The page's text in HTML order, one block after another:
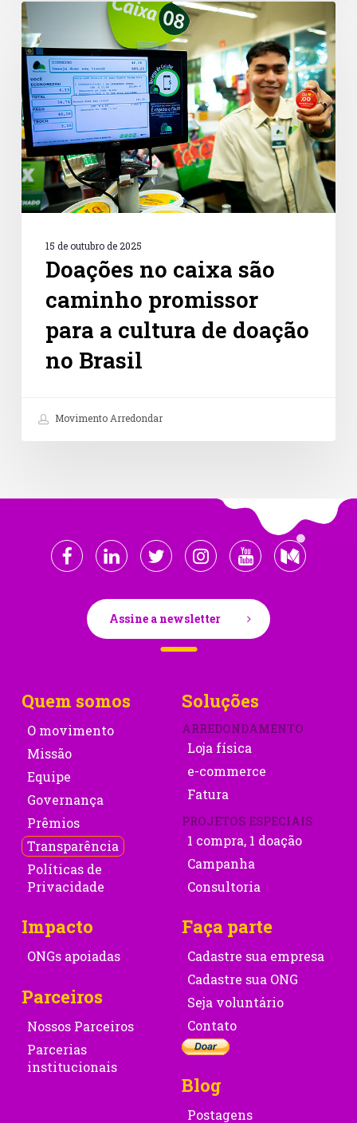
Doações
no
caixa
são
caminho
promissor
para
a
cultura
de
doação
no
15 de outubro de 2025
Doações no caixa são
caminho promissor
para a cultura de doação
no Brasil
Movimento Arredondar
Assine a newsletter
Quem somos
O movimento
Missão
Equipe
Governança
Prêmios
Transparência
Políticas de
Privacidade
Soluções
ARREDONDAMENTO
Loja física
e-commerce
Fatura
PROJETOS ESPECIAIS
1 compra, 1 doação
Campanha
Consultoria
Impacto
ONGs apoiadas
Parceiros
Nossos Parceiros
Parcerias
institucionais
Faça parte
Cadastre sua empresa
Cadastre sua ONG
Seja voluntário
Contato
Blog
Postagens